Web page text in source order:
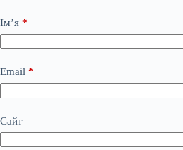
Ім’я *
Email *
Сайт